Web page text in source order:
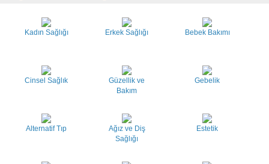
Kadın Sağlığı Erkek Sağlığı Bebek Bakımı
Cinsel Sağlık
Güzellik ve
Bakım
Gebelik
Alternatif Tıp
Ağız ve Diş
Sağlığı
Estetik